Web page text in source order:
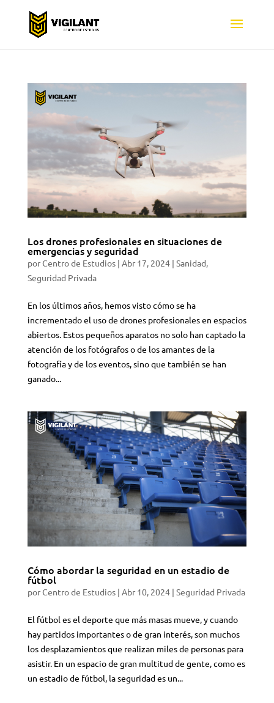
Los drones profesionales en situaciones de
emergencias y seguridad
porCentro de Estudios| Abr 17, 2024| Sanidad,
Seguridad Privada
En los últimos años, hemos visto cómo se ha
incrementado el uso de drones profesionales en espacios
abiertos. Estos pequeños aparatos no solo han captado la
atención de los fotógrafos o de los amantes de la
fotografía y de los eventos, sino que también se han
ganado...
Cómo abordar la seguridad en un estadio de
fútbol
porCentro de Estudios| Abr 10, 2024| Seguridad Privada
El fútbol es el deporte que más masas mueve, y cuando
hay partidos importantes o de gran interés, son muchos
los desplazamientos que realizan miles de personas para
asistir. En un espacio de gran multitud de gente, como es
un estadio de fútbol, la seguridad es un...